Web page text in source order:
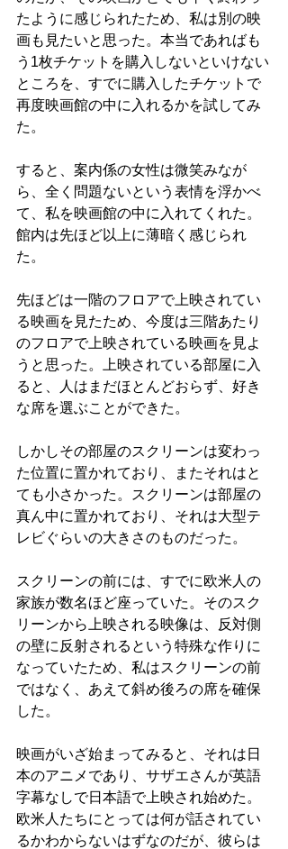
たように感じられたため、私は別の映
画も見たいと思った。本当であればも
う1枚チケットを購入しないといけない
ところを、すでに購入したチケットで
再度映画館の中に入れるかを試してみ
た。
すると、案内係の女性は微笑みなが
ら、全く問題ないという表情を浮かべ
て、私を映画館の中に入れてくれた。
館内は先ほど以上に薄暗く感じられ
た。
先ほどは一階のフロアで上映されてい
る映画を見たため、今度は三階あたり
のフロアで上映されている映画を見よ
うと思った。上映されている部屋に入
ると、人はまだほとんどおらず、好き
な席を選ぶことができた。
しかしその部屋のスクリーンは変わっ
た位置に置かれており、またそれはと
ても小さかった。スクリーンは部屋の
真ん中に置かれており、それは大型テ
レビぐらいの大きさのものだった。
スクリーンの前には、すでに欧米人の
家族が数名ほど座っていた。そのスク
リーンから上映される映像は、反対側
の壁に反射されるという特殊な作りに
なっていたため、私はスクリーンの前
ではなく、あえて斜め後ろの席を確保
した。
映画がいざ始まってみると、それは日
本のアニメであり、サザエさんが英語
字幕なしで日本語で上映され始めた。
欧米人たちにとっては何が話されてい
るかわからないはずなのだが、彼らは